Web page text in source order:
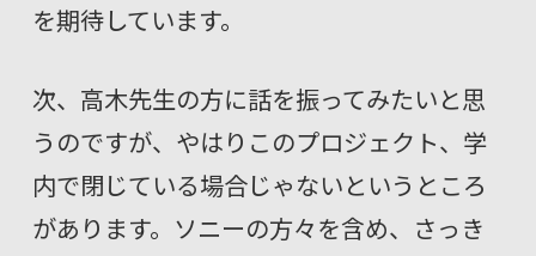
を期待しています。
次、高木先生の方に話を振ってみたいと思
うのですが、やはりこのプロジェクト、学
内で閉じている場合じゃないというところ
があります。ソニーの方々を含め、さっき